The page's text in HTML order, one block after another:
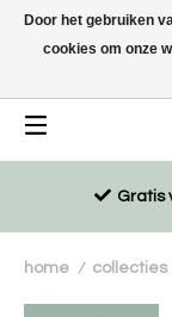
Duurzaam, eco-
Gratis
home / collecties
Door het gebruiken
cookies om onze